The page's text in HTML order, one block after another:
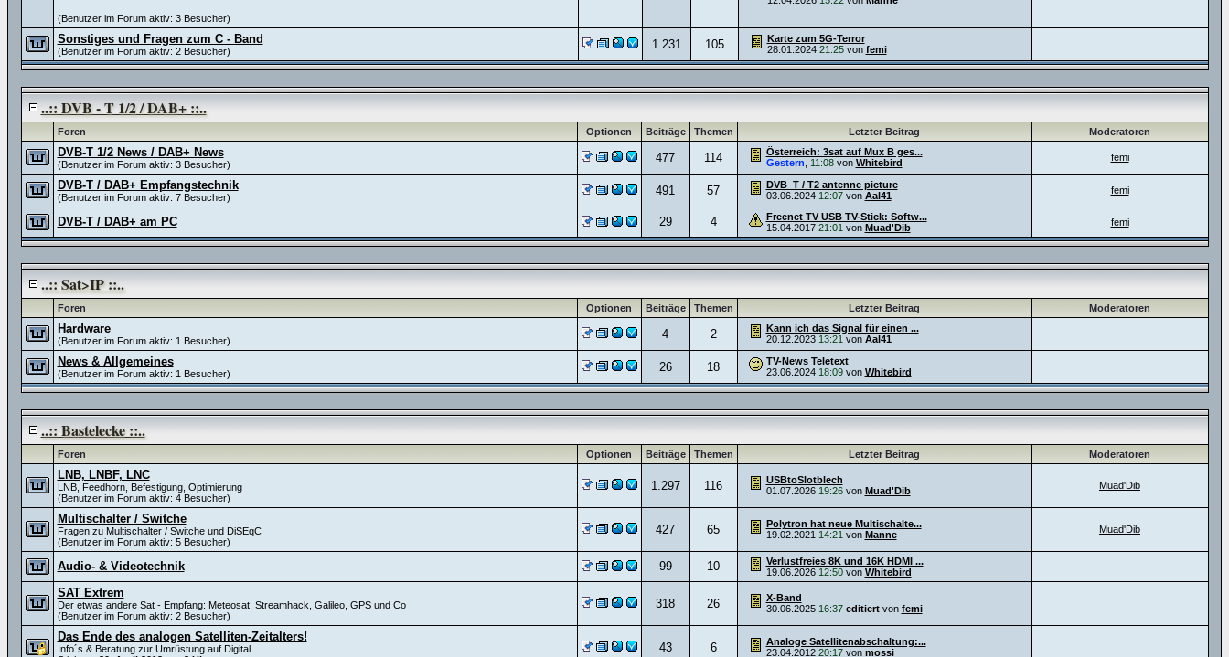
(Benutzer im Forum aktiv: 3 Besucher)
Sonstiges und Fragen zum C - Band
(Benutzer im Forum aktiv: 2 Besucher) 1.231 105
Karte zum 5G-Terror
28.01.2024 21:25von femi
..:: DVB - T 1/2 / DAB+ ::..
Foren Optionen Beiträge Themen Letzter Beitrag Moderatoren
DVB-T 1/2 News / DAB+ News
(Benutzer im Forum aktiv: 3 Besucher) 477 114
Österreich: 3sat auf Mux B ges...
Gestern
11:08von Whitebird femi
DVB-T / DAB+ Empfangstechnik
(Benutzer im Forum aktiv: 7 Besucher) 491 57
DVB_T / T2 antenne picture
03.06.2024 12:07von Aal41 femi
DVB-T / DAB+ am PC 29 4
Freenet TV USB TV-Stick: Softw...
15.04.2017 21:01 von Muad'Dib femi
..:: Sat>IP ::..
Foren Optionen Beiträge Themen Letzter Beitrag Moderatoren
Hardware
(Benutzer im Forum aktiv: 1 Besucher) 4 2
Kann ich das Signal für einen ...
20.12.2023 13:21 von Aal41
News & Allgemeines
(Benutzer im Forum aktiv: 1 Besucher) 26 18
TV-News Teletext
23.06.2024 18:09von Whitebird
..:: Bastelecke ::..
Foren Optionen Beiträge Themen Letzter Beitrag Moderatoren
LNB, LNBF, LNC
LNB, Feedhorn, Befestigung, Optimierung
(Benutzer im Forum aktiv: 4 Besucher)
1.297 116
USBtoSlotblech
01.07.2026 19:26von Muad'Dib Muad'Dib
Multischalter / Switche
Fragen zu Multischalter / Switche und DiSEqC
(Benutzer im Forum aktiv: 5 Besucher)
427 65
Polytron hat neue Multischalte...
19.02.2021 14:21 von Manne Muad'Dib
Audio- & Videotechnik 99 10
Verlustfreies 8K und 16K HDMI ...
19.06.2026 12:50von Whitebird
SAT Extrem
Der etwas andere Sat - Empfang: Meteosat, Streamhack, Galileo, GPS und Co
(Benutzer im Forum aktiv: 2 Besucher)
318 26
X-Band
30.06.2025 16:37 editiertvon femi
Das Ende des analogen Satelliten-Zeitalters!
Info´s & Beratung zur Umrüstung auf Digital
43 6
Analoge Satellitenabschaltung:...
23.04.2012 20:17von mossi